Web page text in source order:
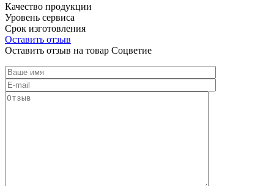
Качество продукции
Уровень сервиса
Срок изготовления
Оставить отзыв
Оставить отзыв на товар Соцветие